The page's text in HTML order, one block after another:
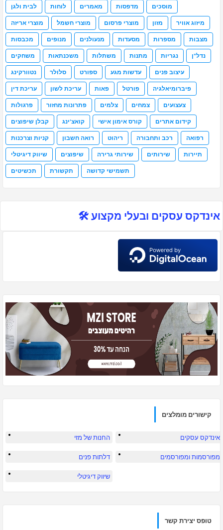
לבית ולגן
לוחות מאמרים מדפסות
מוסכים
מוצרי אריזה
מוצרי חשמל מוצרי פרסום מזון
מיזוג אוויר
מכבסות
מנופים מנעולנים מסעדות מספרות
מצבות
משחקים
משכנתאות משתלות מתנות נגריות
נדל"ן
נטוורקינג
סלולר ספורט עדשות מגע
עיצוב פנים
עריכת דין
עריכת לשון פאות פורטל
פיברומיאלגיה
פרגולות
פתרונות מחזור צלמים צמחים
צעצועים
קבלן שיפוצים
קואצ'ינג קורס אימון אישי
קידום אתרים
קניות וצרכנות
רואה חשבון ריהוט רכב ותחבורה
רפואה
שיווק דיגיטלי
שיפוצים שירותי גרירה שירותים
תיירות
תכשיטים
תקשורת תשמישי קדושה
אינדקס עסקים ובעלי מקצוע 🛠
קישורים מומלצים
החנות של מזי
אינדקס עסקים
דלתות פנים
מפורסמות ומפורסמים
שיווק דיגיטלי
טופס יצירת קשר